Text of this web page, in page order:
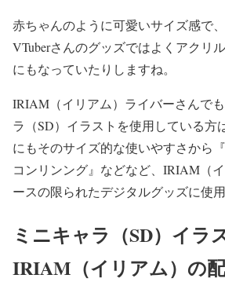
赤ちゃんのように可愛いサイズ感で、
VTuberさんのグッズではよくアクリ
にもなっていたりしますね。
IRIAM（イリアム）ライバーさんで
ラ（SD）イラストを使用している方
にもそのサイズ的な使いやすさから
コンリンング』などなど、IRIAM（
ースの限られたデジタルグッズに使用
ミニキャラ（SD）イラ
IRIAM（イリアム）の